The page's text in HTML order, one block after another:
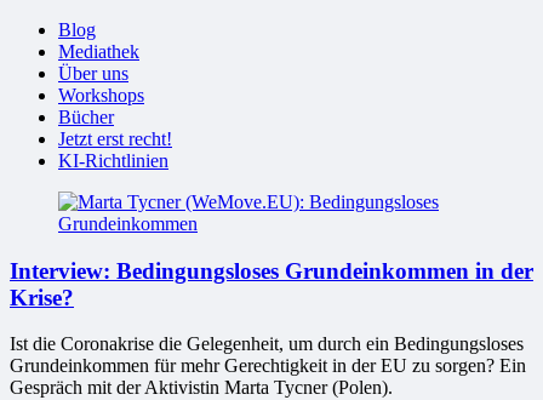
Blog
Mediathek
Über uns
Workshops
Bücher
Jetzt erst recht!
KI-Richtlinien
Interview: Bedingungsloses Grundeinkommen in der
Krise?
Ist die Coronakrise die Gelegenheit, um durch ein Bedingungsloses
Grundeinkommen für mehr Gerechtigkeit in der EU zu sorgen? Ein
Gespräch mit der Aktivistin Marta Tycner (Polen).